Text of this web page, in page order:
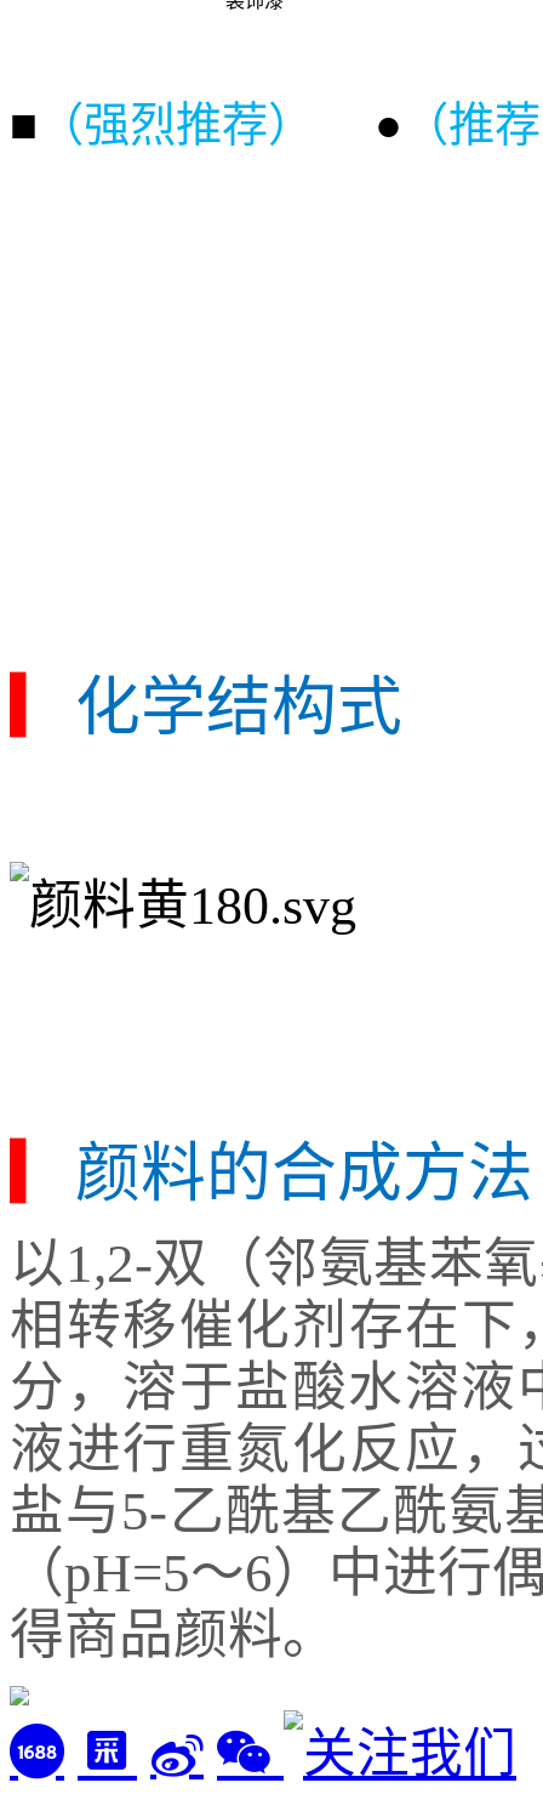
■ （强烈推荐） ● （
化学结构式
颜料的合成方法
以1,2-双（邻氨基苯
相转移催化剂存在下
分，溶于盐酸水溶
液进行重氮化反应，
盐与5-乙酰基乙酰氨
（pH=5～6）中进行
得商品颜料。